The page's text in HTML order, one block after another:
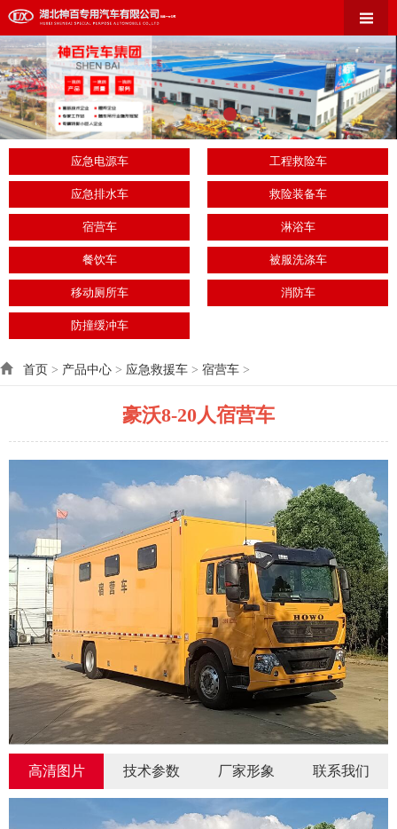
应急电源车 工程救险车
应急排水车 救险装备车
宿营车 淋浴车
餐饮车 被服洗涤车
移动厕所车 消防车
防撞缓冲车
首页 > 产品中心 > 应急救援车 > 宿营车 >
豪沃8-20人宿营车
高清图片 技术参数 厂家形象 联系我们